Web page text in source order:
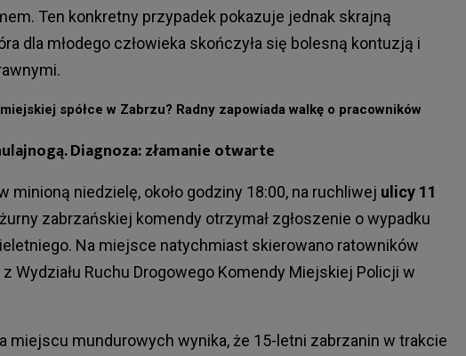
Ten konkretny przypadek pokazuje jednak skrajną
dla młodego człowieka skończyła się bolesną kontuzją i
spółce w Zabrzu? Radny zapowiada walkę o pracowników
Diagnoza: złamanie otwarte
minioną niedzielę, około godziny 18:00, na ruchliwej ulicy 11
zabrzańskiej komendy otrzymał zgłoszenie o wypadku
Na miejsce natychmiast skierowano ratowników
Wydziału Ruchu Drogowego Komendy Miejskiej Policji w
miejscu mundurowych wynika, że 15-letni zabrzanin w trakcie